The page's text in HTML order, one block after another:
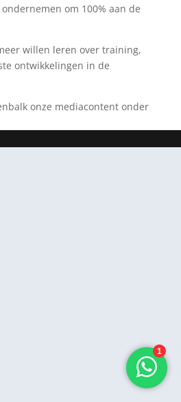
om 100% aan de
willen leren over training,
ontwikkelingen in de
onze mediacontent onder